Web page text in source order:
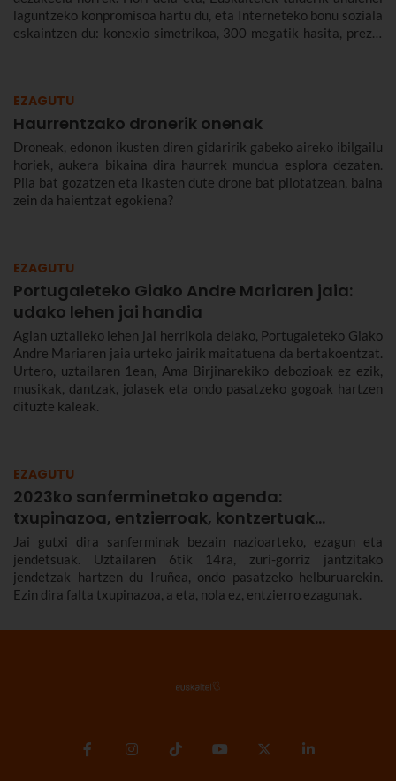
laguntzeko konpromisoa hartu du, eta Interneteko bonu soziala
eskaintzen du: konexio simetrikoa, 300 megatik hasita, prezio
EZAGUTU
Haurrentzako dronerik onenak
Droneak, edonon ikusten diren gidaririk gabeko aireko ibilgailu
horiek, aukera bikaina dira haurrek mundua esplora dezaten.
Pila bat gozatzen eta ikasten dute drone bat pilotatzean, baina
zein da haientzat egokiena?
EZAGUTU
Portugaleteko Giako Andre Mariaren jaia:
udako lehen jai handia
Agian uztaileko lehen jai herrikoia delako, Portugaleteko Giako
Andre Mariaren jaia urteko jairik maitatuena da bertakoentzat.
Urtero, uztailaren 1ean, Ama Birjinarekiko debozioak ez ezik,
musikak, dantzak, jolasek eta ondo pasatzeko gogoak hartzen
dituzte kaleak.
EZAGUTU
2023ko sanferminetako agenda:
txupinazoa, entzierroak, kontzertuak…
Jai gutxi dira sanferminak bezain nazioarteko, ezagun eta
jendetsuak. Uztailaren 6tik 14ra, zuri-gorriz jantzitako
jendetzak hartzen du Iruñea, ondo pasatzeko helburuarekin.
Ezin dira falta txupinazoa, a eta, nola ez, entzierro ezagunak.